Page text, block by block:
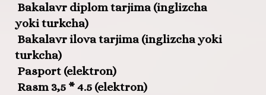
Bakalavr diplom tarjima (inglizcha
yoki turkcha)
Bakalavr ilova tarjima (inglizcha yoki
turkcha)
Pasport (elektron)
Rasm 3,5 * 4.5 (elektron)